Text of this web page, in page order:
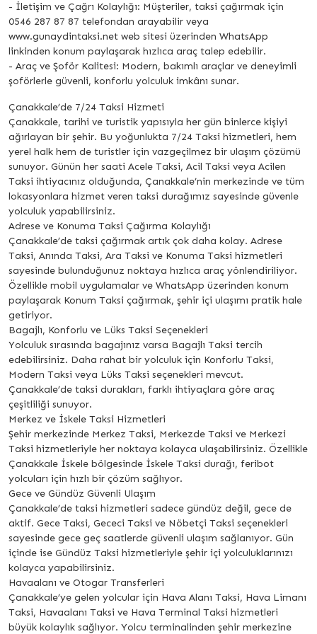
- İletişim ve Çağrı Kolaylığı: Müşteriler, taksi çağırmak için
0546 287 87 87 telefondan arayabilir veya
www.gunaydintaksi.net web sitesi üzerinden WhatsApp
linkinden konum paylaşarak hızlıca araç talep edebilir.
- Araç ve Şoför Kalitesi: Modern, bakımlı araçlar ve deneyimli
şoförlerle güvenli, konforlu yolculuk imkânı sunar.
Çanakkale’de 7/24 Taksi Hizmeti
Çanakkale, tarihi ve turistik yapısıyla her gün binlerce kişiyi
ağırlayan bir şehir. Bu yoğunlukta 7/24 Taksi hizmetleri, hem
yerel halk hem de turistler için vazgeçilmez bir ulaşım çözümü
sunuyor. Günün her saati Acele Taksi, Acil Taksi veya Acilen
Taksi ihtiyacınız olduğunda, Çanakkale’nin merkezinde ve tüm
lokasyonlara hizmet veren taksi durağımız sayesinde güvenle
yolculuk yapabilirsiniz.
Adrese ve Konuma Taksi Çağırma Kolaylığı
Çanakkale’de taksi çağırmak artık çok daha kolay. Adrese
Taksi, Anında Taksi, Ara Taksi ve Konuma Taksi hizmetleri
sayesinde bulunduğunuz noktaya hızlıca araç yönlendiriliyor.
Özellikle mobil uygulamalar ve WhatsApp üzerinden konum
paylaşarak Konum Taksi çağırmak, şehir içi ulaşımı pratik hale
getiriyor.
Bagajlı, Konforlu ve Lüks Taksi Seçenekleri
Yolculuk sırasında bagajınız varsa Bagajlı Taksi tercih
edebilirsiniz. Daha rahat bir yolculuk için Konforlu Taksi,
Modern Taksi veya Lüks Taksi seçenekleri mevcut.
Çanakkale’de taksi durakları, farklı ihtiyaçlara göre araç
çeşitliliği sunuyor.
Merkez ve İskele Taksi Hizmetleri
Şehir merkezinde Merkez Taksi, Merkezde Taksi ve Merkezi
Taksi hizmetleriyle her noktaya kolayca ulaşabilirsiniz. Özellikle
Çanakkale İskele bölgesinde İskele Taksi durağı, feribot
yolcuları için hızlı bir çözüm sağlıyor.
Gece ve Gündüz Güvenli Ulaşım
Çanakkale’de taksi hizmetleri sadece gündüz değil, gece de
aktif. Gece Taksi, Gececi Taksi ve Nöbetçi Taksi seçenekleri
sayesinde gece geç saatlerde güvenli ulaşım sağlanıyor. Gün
içinde ise Gündüz Taksi hizmetleriyle şehir içi yolculuklarınızı
kolayca yapabilirsiniz.
Havaalanı ve Otogar Transferleri
Çanakkale’ye gelen yolcular için Hava Alanı Taksi, Hava Limanı
Taksi, Havaalanı Taksi ve Hava Terminal Taksi hizmetleri
büyük kolaylık sağlıyor. Yolcu terminalinden şehir merkezine